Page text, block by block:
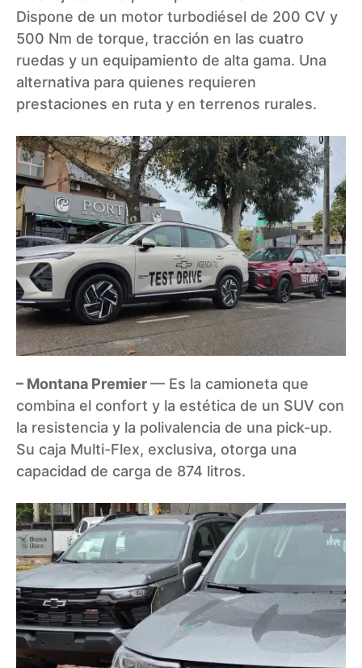
Dispone de un motor turbodiésel de 200 CV y
500 Nm de torque, tracción en las cuatro
ruedas y un equipamiento de alta gama. Una
alternativa para quienes requieren
prestaciones en ruta y en terrenos rurales.
– Montana Premier— Es la camioneta que
combina el confort y la estética de un SUV con
la resistencia y la polivalencia de una pick-up.
Su caja Multi-Flex, exclusiva, otorga una
capacidad de carga de 874 litros.